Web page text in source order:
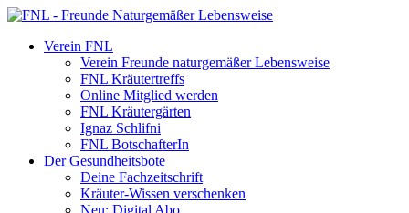
Verein FNL
Verein Freunde naturgemäßer Lebensweise
FNL Kräutertreffs
Online Mitglied werden
FNL Kräutergärten
Ignaz Schlifni
FNL BotschafterIn
Der Gesundheitsbote
Deine Fachzeitschrift
Kräuter-Wissen verschenken
Neu: Digital Abo